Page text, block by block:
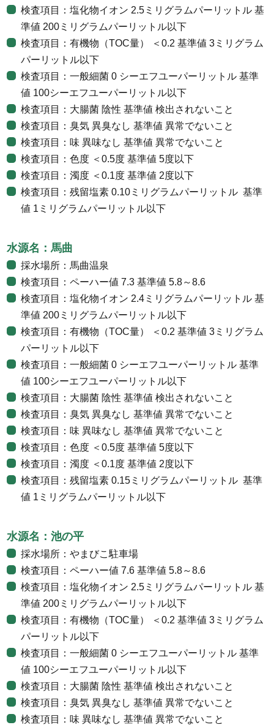
検査項目：塩化物イオン 2.5ミリグラムパーリットル 基
準値 200ミリグラムパーリットル以下
検査項目：有機物（TOC量） ＜0.2 基準値 3ミリグラム
パーリットル以下
検査項目：一般細菌 0 シーエフユーパーリットル 基準
値 100シーエフユーパーリットル以下
検査項目：大腸菌 陰性 基準値 検出されないこと
検査項目：臭気 異臭なし 基準値 異常でないこと
検査項目：味 異味なし 基準値 異常でないこと
検査項目：色度 ＜0.5度 基準値 5度以下
検査項目：濁度 ＜0.1度 基準値 2度以下
検査項目：残留塩素 0.10ミリグラムパーリットル 基準
値 1ミリグラムパーリットル以下
水源名：馬曲
採水場所：馬曲温泉
検査項目：ペーハー値 7.3 基準値 5.8～8.6
検査項目：塩化物イオン 2.4ミリグラムパーリットル 基
準値 200ミリグラムパーリットル以下
検査項目：有機物（TOC量） ＜0.2 基準値 3ミリグラム
パーリットル以下
検査項目：一般細菌 0 シーエフユーパーリットル 基準
値 100シーエフユーパーリットル以下
検査項目：大腸菌 陰性 基準値 検出されないこと
検査項目：臭気 異臭なし 基準値 異常でないこと
検査項目：味 異味なし 基準値 異常でないこと
検査項目：色度 ＜0.5度 基準値 5度以下
検査項目：濁度 ＜0.1度 基準値 2度以下
検査項目：残留塩素 0.15ミリグラムパーリットル 基準
値 1ミリグラムパーリットル以下
水源名：池の平
採水場所：やまびこ駐車場
検査項目：ペーハー値 7.6 基準値 5.8～8.6
検査項目：塩化物イオン 2.5ミリグラムパーリットル 基
準値 200ミリグラムパーリットル以下
検査項目：有機物（TOC量） ＜0.2 基準値 3ミリグラム
パーリットル以下
検査項目：一般細菌 0 シーエフユーパーリットル 基準
値 100シーエフユーパーリットル以下
検査項目：大腸菌 陰性 基準値 検出されないこと
検査項目：臭気 異臭なし 基準値 異常でないこと
検査項目：味 異味なし 基準値 異常でないこと